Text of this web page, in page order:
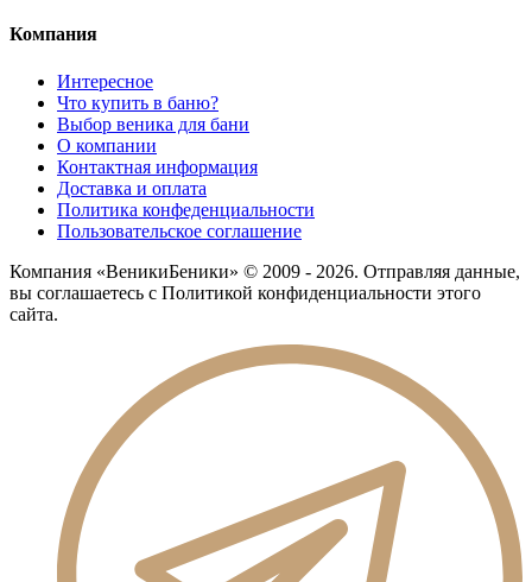
Компания
Интересное
Что купить в баню?
Выбор веника для бани
О компании
Контактная информация
Доставка и оплата
Политика конфеденциальности
Пользовательское соглашение
Компания «ВеникиБеники» © 2009 - 2026. Отправляя данные,
вы соглашаетесь с Политикой конфиденциальности этого
сайта.